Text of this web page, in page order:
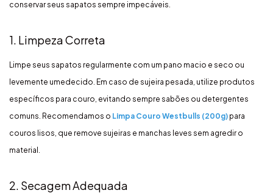
conservar seus sapatos sempre impecáveis.
1. Limpeza Correta
Limpe seus sapatos regularmente com um pano macio e seco ou
levemente umedecido. Em caso de sujeira pesada, utilize produtos
específicos para couro, evitando sempre sabões ou detergentes
comuns. Recomendamos o Limpa Couro Westbulls (200g) para
couros lisos, que remove sujeiras e manchas leves sem agredir o
material.
2. Secagem Adequada